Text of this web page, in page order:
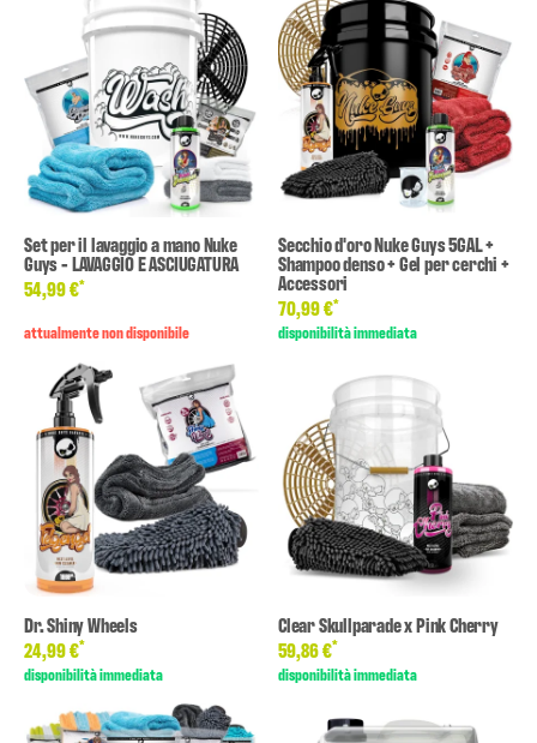
Set per il lavaggio a mano Nuke
Guys - LAVAGGIO E ASCIUGATURA
54,99 €*
attualmente non disponibile
Secchio d'oro Nuke Guys 5GAL +
Shampoo denso + Gel per cerchi +
Accessori
70,99 €*
disponibilità immediata
Dr. Shiny Wheels
24,99 €*
disponibilità immediata
Clear Skullparade x Pink Cherry
59,86 €*
disponibilità immediata